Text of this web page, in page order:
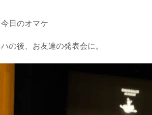
日のオマケ
ハの後、お友達の発表会に。